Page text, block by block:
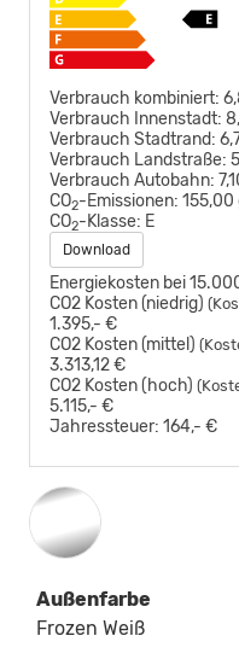
Verbrauch kombiniert:
Verbrauch Innenstadt:
Verbrauch Stadtrand:
Verbrauch Landstraße:
Verbrauch Autobahn:
CO2-Emissionen:
CO2-Klasse: E
Download
Energiekosten bei
CO2 Kosten (niedrig)
1.395,- €
CO2 Kosten (mittel)
3.313,12 €
CO2 Kosten (hoch)
5.115,- €
Jahressteuer: 164,- €
Außenfarbe
Frozen Weiß